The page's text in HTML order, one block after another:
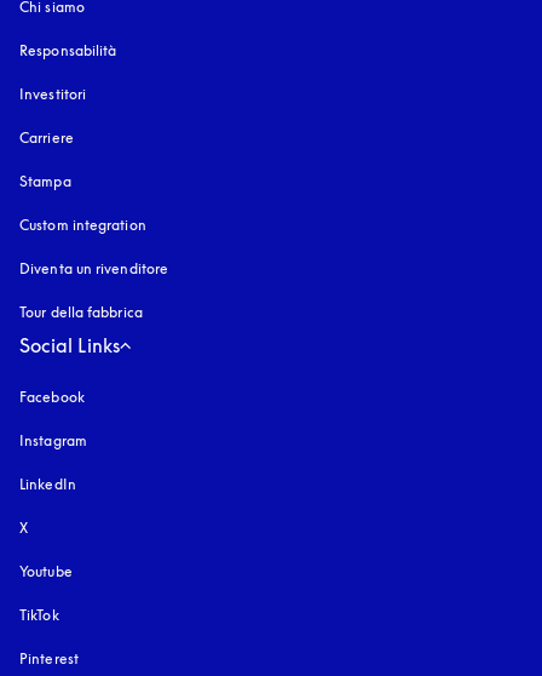
Chi siamo
Responsabilità
Investitori
Carriere
Stampa
Custom integration
Diventa un rivenditore
Tour della fabbrica
Social Links
Facebook
Instagram
LinkedIn
X
Youtube
TikTok
Pinterest